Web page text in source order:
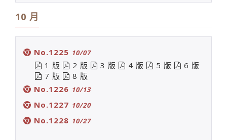
10 月
No.1225 10/07
1 版 2 版 3 版 4 版 5 版
6 版
7 版
8 版
No.1226 10/13
No.1227 10/20
No.1228 10/27